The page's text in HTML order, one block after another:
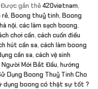
Được gắn thẻ420vietnam,
rẻ, Boong thuỷ tinh, Boong
nội, các làm sạch boong,
chơi cần, cách cuốn điếu
hút cần sa, cách làm boong
cần sa, cách vệ sinh
Người Mới Bắt Đầu, hướng
Dụng Boong Thuỷ Tinh Cho
dụng boong có thật sự tốt ?